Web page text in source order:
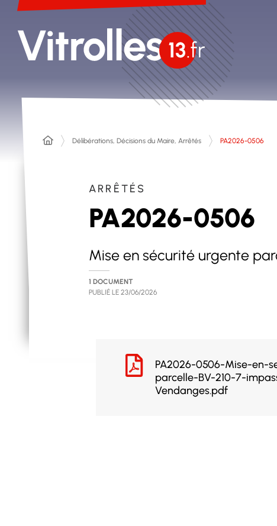
Délibérations, Décisions du Maire, Arrêtés PA2026-0506
ARRÊTÉS
PA2026-0506
Mise en sécurité urgente
1 DOCUMENT
PUBLIÉ LE 23/06/2026
PA2026-0506-Mise-en-
parcelle-BV-210-7-
Vendanges.pdf